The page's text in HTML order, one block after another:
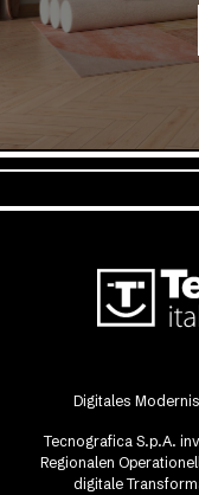
Digitales
Tecnografica S.p.A.
Regionalen
digitale